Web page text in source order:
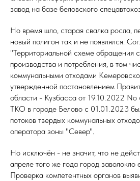
завод на базе беловского
Но время шло, старая свалка росла,
новый полигон так и не появлялся.
"Территориальной схеме обращения
производства и потребления, в том
коммунальными отходами
утвержденной постановлением
области - Кузбасса от 19.10.2022 No
ТКО в городе Белово с 01.01.2023
потоков твердых коммунальных
оператора зоны "Север".
Но исключён - не значит, что не
апреле того же года город
Проверка компетентных органов